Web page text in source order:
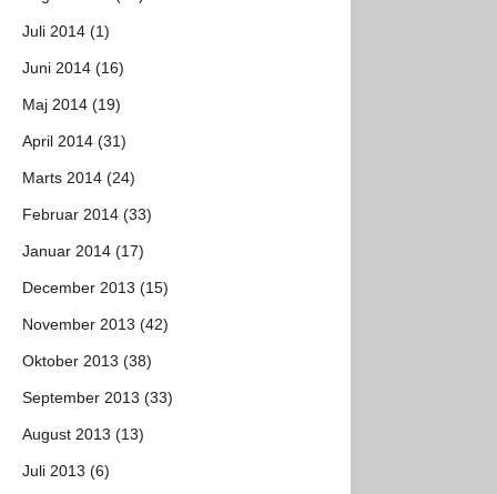
Juli 2014 (1)
Juni 2014 (16)
Maj 2014 (19)
April 2014 (31)
Marts 2014 (24)
Februar 2014 (33)
Januar 2014 (17)
December 2013 (15)
November 2013 (42)
Oktober 2013 (38)
September 2013 (33)
August 2013 (13)
Juli 2013 (6)